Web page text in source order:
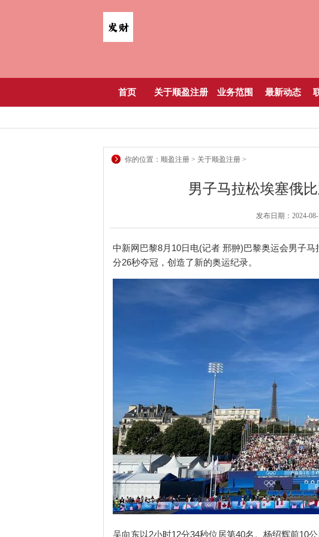
首页 关于顺盈注册 业务范围 最新动态
你的位置： 顺盈注册 > 关于顺盈注册 >
男子马拉松埃塞俄
发布日期：2024-
中新网巴黎8月10日电(记者 邢翀)巴黎奥运会男子
分26秒夺冠，创造了新的奥运纪录。
吴向东以2小时12分34秒位居第40名。杨绍辉前10